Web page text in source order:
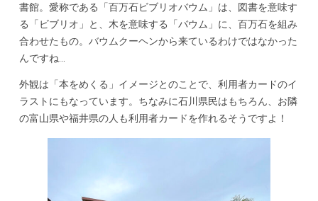
書館。愛称である「百万石ビブリオバウム」は、図書を意味す
る「ビブリオ」と、木を意味する「バウム」に、百万石を組み
合わせたもの。バウムクーヘンから来ているわけではなかった
んですね…
外観は「本をめくる」イメージとのことで、利用者カードのイ
ラストにもなっています。ちなみに石川県民はもちろん、お隣
の富山県や福井県の人も利用者カードを作れるそうですよ！